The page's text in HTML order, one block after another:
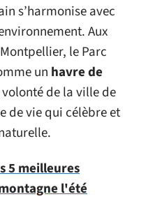
s’harmonise avec
Aux
le Parc
un havre de
de la ville de
de vie qui célèbre et
5 meilleures
l'été